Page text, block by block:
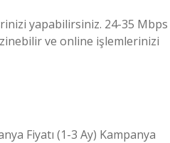
yapabilirsiniz. 24-35 Mbps
ve online işlemlerinizi
Fiyatı (1-3 Ay) Kampanya